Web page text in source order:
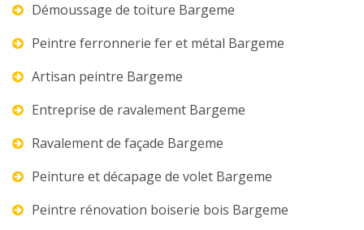
Démoussage de toiture Bargeme
Peintre ferronnerie fer et métal Bargeme
Artisan peintre Bargeme
Entreprise de ravalement Bargeme
Ravalement de façade Bargeme
Peinture et décapage de volet Bargeme
Peintre rénovation boiserie bois Bargeme